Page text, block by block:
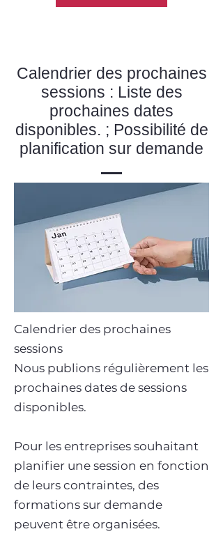
Calendrier des prochaines
sessions : Liste des
prochaines dates
disponibles. ; Possibilité de
planification sur demande
Calendrier des prochaines
sessions
Nous publions régulièrement les
prochaines dates de sessions
disponibles.
Pour les entreprises souhaitant
planifier une session en fonction
de leurs contraintes, des
formations sur demande
peuvent être organisées.